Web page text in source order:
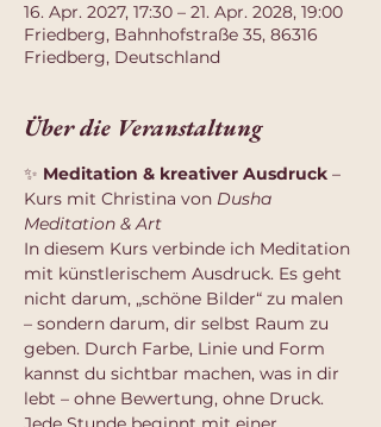
16. Apr. 2027, 17:30 – 21. Apr. 2028, 19:00
Friedberg, Bahnhofstraße 35, 86316
Friedberg, Deutschland
Über die Veranstaltung
✨ Meditation & kreativer Ausdruck –
Kurs mit Christina von Dusha
Meditation & Art
In diesem Kurs verbinde ich Meditation
mit künstlerischem Ausdruck. Es geht
nicht darum, „schöne Bilder“ zu malen
– sondern darum, dir selbst Raum zu
geben. Durch Farbe, Linie und Form
kannst du sichtbar machen, was in dir
lebt – ohne Bewertung, ohne Druck.